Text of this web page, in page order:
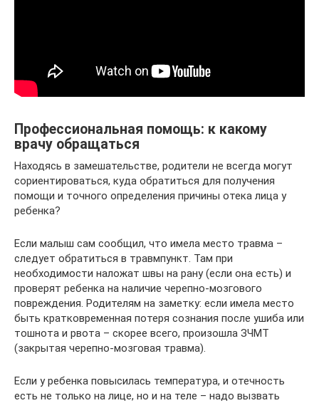
Профессиональная помощь: к какому
врачу обращаться
Находясь в замешательстве, родители не всегда могут
сориентироваться, куда обратиться для получения
помощи и точного определения причины отека лица у
ребенка?
Если малыш сам сообщил, что имела место травма –
следует обратиться в травмпункт. Там при
необходимости наложат швы на рану (если она есть) и
проверят ребенка на наличие черепно-мозгового
повреждения. Родителям на заметку: если имела место
быть кратковременная потеря сознания после ушиба или
тошнота и рвота – скорее всего, произошла ЗЧМТ
(закрытая черепно-мозговая травма).
Если у ребенка повысилась температура, и отечность
есть не только на лице, но и на теле – надо вызвать